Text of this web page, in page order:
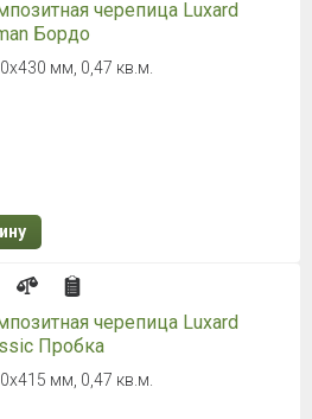
черепица Luxard
Бордо
мм, 0,47 кв.м.
черепица Luxard
Пробка
мм, 0,47 кв.м.